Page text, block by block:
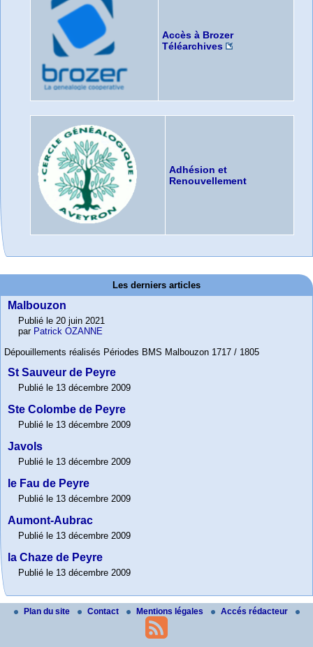
Accès à Brozer
Téléarchives
Adhésion et
Renouvellement
Les derniers articles
Malbouzon
Publié le 20 juin 2021
par Patrick OZANNE
Dépouillements réalisés Périodes BMS Malbouzon 1717 / 1805
St Sauveur de Peyre
Publié le 13 décembre 2009
Ste Colombe de Peyre
Publié le 13 décembre 2009
Javols
Publié le 13 décembre 2009
le Fau de Peyre
Publié le 13 décembre 2009
Aumont-Aubrac
Publié le 13 décembre 2009
la Chaze de Peyre
Publié le 13 décembre 2009
Plan du site Contact Mentions légales Accés rédacteur